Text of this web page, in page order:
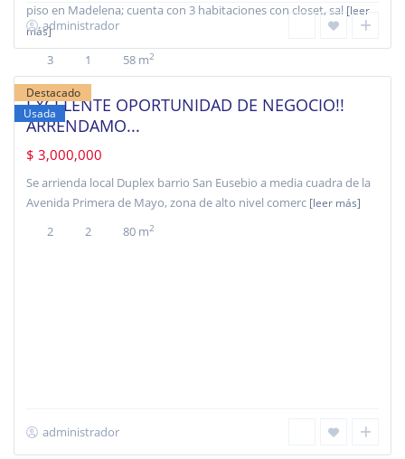
piso en Madelena; cuenta con 3 habitaciones con closet, sal [leer
más]
3 1 58 m2
administrador
San
Eusebio,
Bogotá
Destacado
Usada
EXCELENTE OPORTUNIDAD DE NEGOCIO!!
ARRENDAMO...
$ 3,000,000
Se arrienda local Duplex barrio San Eusebio a media cuadra de la
Avenida Primera de Mayo, zona de alto nivel comerc [leer más]
2 2 80 m2
administrador